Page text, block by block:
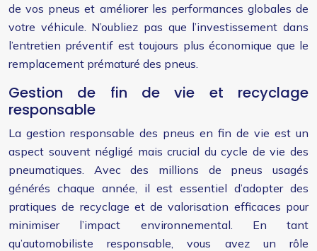
de vos pneus et améliorer les performances globales de
votre véhicule. N’oubliez pas que l’investissement dans
l’entretien préventif est toujours plus économique que le
remplacement prématuré des pneus.
Gestion de fin de vie et recyclage
responsable
La gestion responsable des pneus en fin de vie est un
aspect souvent négligé mais crucial du cycle de vie des
pneumatiques. Avec des millions de pneus usagés
générés chaque année, il est essentiel d’adopter des
pratiques de recyclage et de valorisation efficaces pour
minimiser l’impact environnemental. En tant
qu’automobiliste responsable, vous avez un rôle